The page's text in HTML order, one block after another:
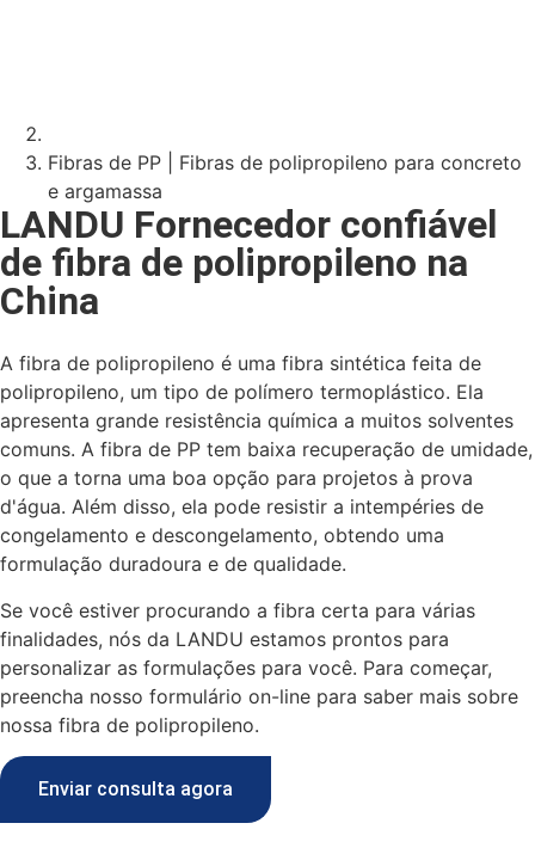
Fibras de PP | Fibras de polipropileno para concreto
e argamassa
LANDU Fornecedor confiável
de fibra de polipropileno na
China
A fibra de polipropileno é uma fibra sintética feita de
polipropileno, um tipo de polímero termoplástico. Ela
apresenta grande resistência química a muitos solventes
comuns. A fibra de PP tem baixa recuperação de umidade,
o que a torna uma boa opção para projetos à prova
d'água. Além disso, ela pode resistir a intempéries de
congelamento e descongelamento, obtendo uma
formulação duradoura e de qualidade.
Se você estiver procurando a fibra certa para várias
finalidades, nós da LANDU estamos prontos para
personalizar as formulações para você. Para começar,
preencha nosso formulário on-line para saber mais sobre
nossa fibra de polipropileno.
Enviar consulta agora